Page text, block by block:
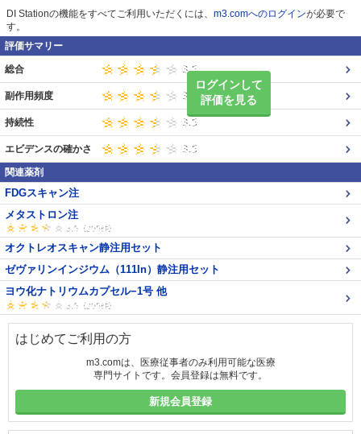
DI Stationの機能をすべてご利用いただくには、 m3.comへのログインが必要で
す。
評価サマリー
ログインして
評価を見る
総合
副作用頻度
持続性
エビデンスの確かさ
関連薬剤
FDGスキャン注
メタストロン注
オクトレオスキャン静注用セット
ゼヴァリンインジウム（111In）静注用セット
ヨウ化ナトリウムカプセル−1号 他
はじめてご利用の方
m3.comは、医療従事者のみ利用可能な医療
専門サイトです。会員登録は無料です。
新規会員登録